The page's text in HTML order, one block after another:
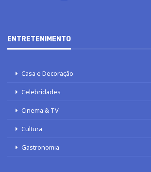
ENTRETENIMENTO
Casa e Decoração
Celebridades
Cinema & TV
Cultura
Gastronomia